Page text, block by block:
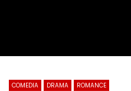
COMEDIA DRAMA ROMANCE